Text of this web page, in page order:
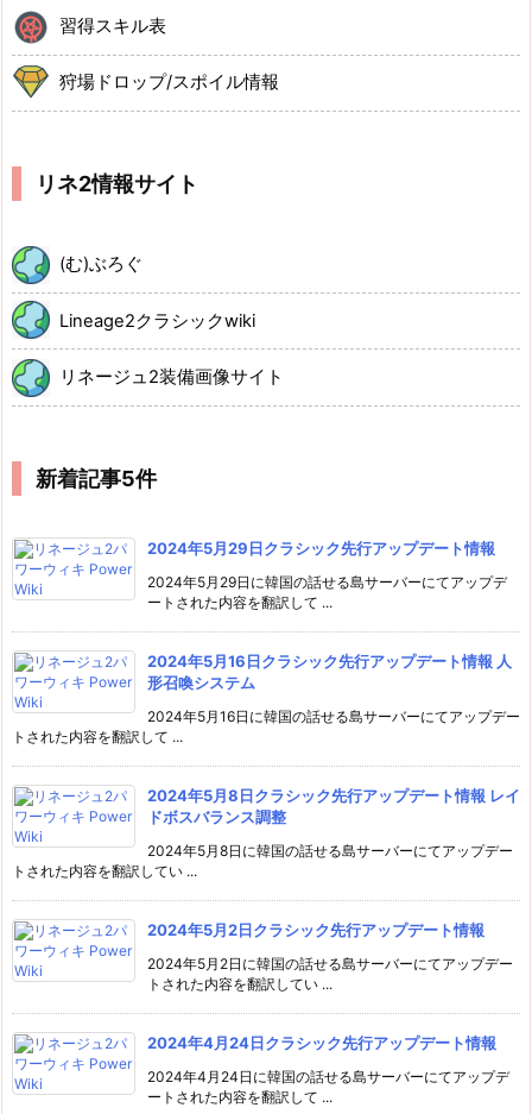
習得スキル表
狩場ドロップ/スポイル情報
リネ2情報サイト
(む)ぶろぐ
Lineage2クラシックwiki
リネージュ2装備画像サイト
新着記事5件
2024年5月29日クラシック先行アップデート情報
2024年5月29日に韓国の話せる島サーバーにてアップデ
ートされた内容を翻訳して ...
2024年5月16日クラシック先行アップデート情報 人
形召喚システム
2024年5月16日に韓国の話せる島サーバーにてアップデー
トされた内容を翻訳して ...
2024年5月8日クラシック先行アップデート情報 レイ
ドボスバランス調整
2024年5月8日に韓国の話せる島サーバーにてアップデー
トされた内容を翻訳してい ...
2024年5月2日クラシック先行アップデート情報
2024年5月2日に韓国の話せる島サーバーにてアップデー
トされた内容を翻訳してい ...
2024年4月24日クラシック先行アップデート情報
2024年4月24日に韓国の話せる島サーバーにてアップデ
ートされた内容を翻訳して ...